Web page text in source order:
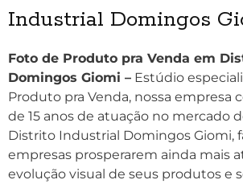
Industrial Domingos
Foto de Produto pra Venda em
Domingos Giomi – Estúdio
Produto pra Venda, nossa empresa
de 15 anos de atuação no mercado
Distrito Industrial Domingos Giomi,
empresas prosperarem ainda mais
evolução visual de seus produtos e